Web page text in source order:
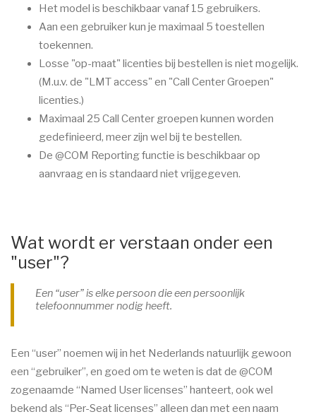
Het model is beschikbaar vanaf 15 gebruikers.
Aan een gebruiker kun je maximaal 5 toestellen
toekennen.
Losse "op-maat" licenties bij bestellen is niet mogelijk.
(M.u.v. de "LMT access" en "Call Center Groepen"
licenties.)
Maximaal 25 Call Center groepen kunnen worden
gedefinieerd, meer zijn wel bij te bestellen.
De @COM Reporting functie is beschikbaar op
aanvraag en is standaard niet vrijgegeven.
Wat wordt er verstaan onder een
"user"?
Een “user” is elke persoon die een persoonlijk
telefoonnummer nodig heeft.
Een “user” noemen wij in het Nederlands natuurlijk gewoon
een “gebruiker”, en goed om te weten is dat de @COM
zogenaamde “Named User licenses” hanteert, ook wel
bekend als “Per-Seat licenses” alleen dan met een naam